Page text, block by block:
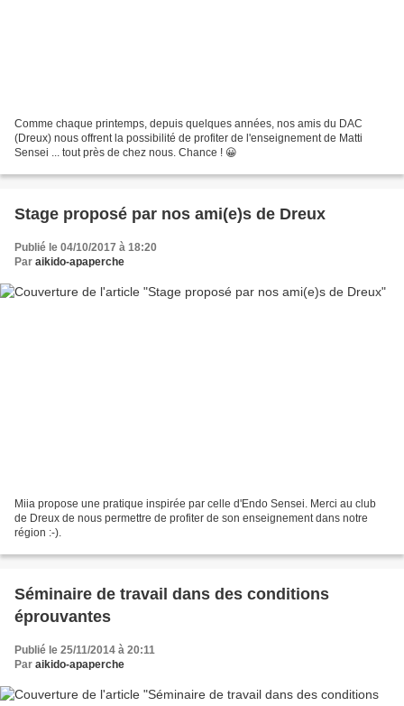
Comme chaque printemps, depuis quelques années, nos amis du DAC
(Dreux) nous offrent la possibilité de profiter de l'enseignement de Matti
Sensei ... tout près de chez nous. Chance ! 😀
Stage proposé par nos ami(e)s de Dreux
Publié le 04/10/2017 à 18:20
Par aikido-apaperche
Miia propose une pratique inspirée par celle d'Endo Sensei. Merci au club
de Dreux de nous permettre de profiter de son enseignement dans notre
région :-).
Séminaire de travail dans des conditions
éprouvantes
Publié le 25/11/2014 à 20:11
Par aikido-apaperche